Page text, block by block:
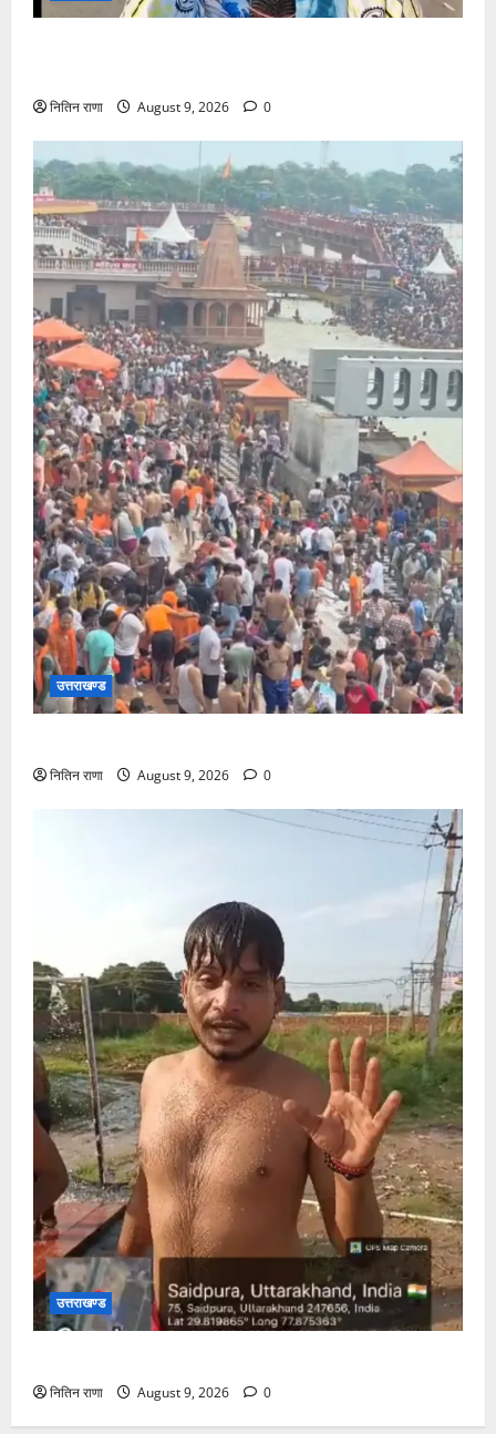
नितिन राणा August 9, 2026 0
उत्तराखण्ड
नितिन राणा August 9, 2026 0
उत्तराखण्ड
नितिन राणा August 9, 2026 0